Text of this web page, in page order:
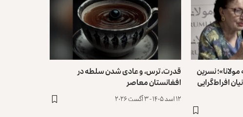
نسرین
افراط‌گرایی
قدرت، ترس، و عادی ‌شدن سلطه در
افغانستان معاصر
۱۲ اسد ۱۴۰۵ - ۳ آگست ۲۰۲۶